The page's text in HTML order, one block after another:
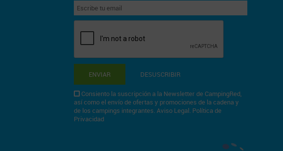
ENVIAR DESUSCRIBIR
Consiento la suscripción a la Newsletter de CampingRed,
así como el envío de ofertas y promociones de la cadena y
de los campings integrantes. Aviso Legal. Política de
Privacidad